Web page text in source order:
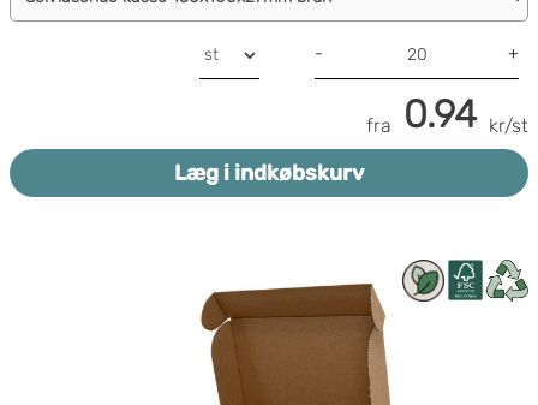
- +
fra 0.94 kr/st
Læg i indkøbskurv